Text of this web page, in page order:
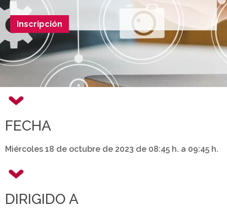
Inscripción
FECHA
Miércoles 18 de octubre de 2023 de 08:45 h. a 09:45 h.
DIRIGIDO A